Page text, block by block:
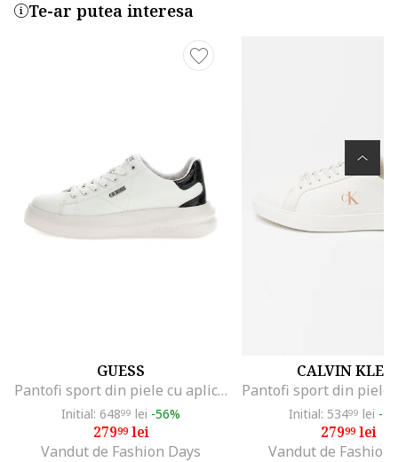
Te-ar putea interesa
GUESS
Pantofi sport din piele cu aplicatie logo, Alb/Negru
Initial: 64899 lei -56%
27999lei
Vandut de Fashion Days
CALVIN
Initial: 53499 lei -
27999lei
Vandut de Fashion